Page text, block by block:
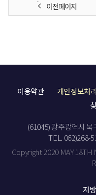
이전 페이지
이용약관 개인정보처
(61045) 광주광역시
TEL. 062)268-
Copyright 2020 MAY 18TH
지